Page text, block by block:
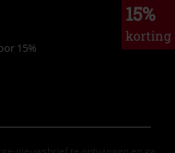
15%
korting
15%